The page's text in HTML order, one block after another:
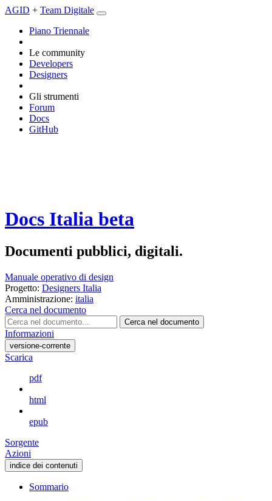
AGID + Team Digitale
Piano Triennale
Le community
Developers
Designers
Gli strumenti
Forum
Docs
GitHub
Docs Italia beta
Documenti pubblici, digitali.
Manuale operativo di design
Progetto: Designers Italia
Amministrazione: italia
Cerca nel documento
Cerca nel documento
Informazioni
versione-corrente
Scarica
pdf
html
epub
Sorgente
Azioni
indice dei contenuti
Sommario